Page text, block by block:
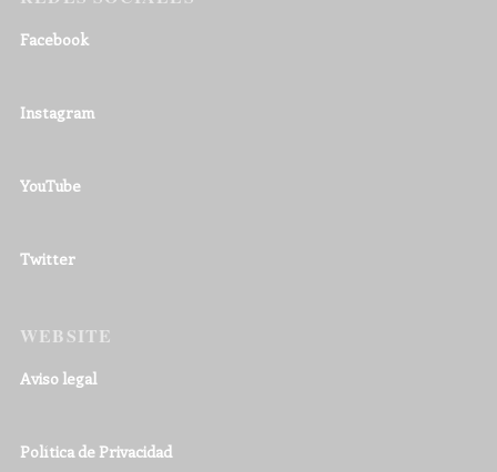
Facebook
Instagram
YouTube
Twitter
WEBSITE
Aviso legal
Política de Privacidad